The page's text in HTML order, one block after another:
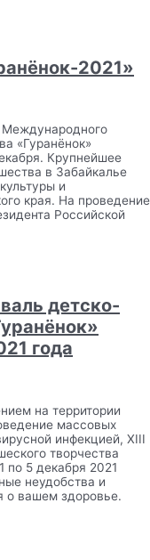
2021»
Международного
«Гуранёнок»
Крупнейшее
в Забайкалье
и
края. На проведение
Российской
детско-
года
на территории
массовых
инфекцией, XIII
творчества
по 5 декабря 2021
неудобства и
о вашем здоровье.